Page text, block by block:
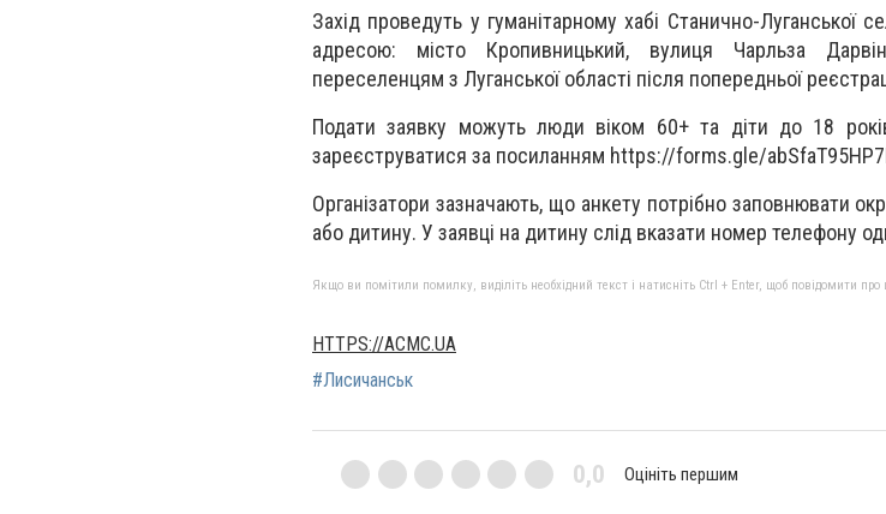
Захід проведуть у гуманітарному хабі Станично-Луганської
адресою: місто Кропивницький, вулиця Чарльза
переселенцям з Луганської області після попередньої
Подати заявку можуть люди віком 60+ та діти до 18
зареєструватися за посиланням https://forms.gle/
Організатори зазначають, що анкету потрібно заповнювати
або дитину. У заявці на дитину слід вказати номер телефону
Якщо ви помітили помилку, виділіть необхідний текст і натисніть Ctrl + Enter, щоб повідомити про
HTTPS://ACMC.UA
#Лисичанськ
0,0 Оцініть першим